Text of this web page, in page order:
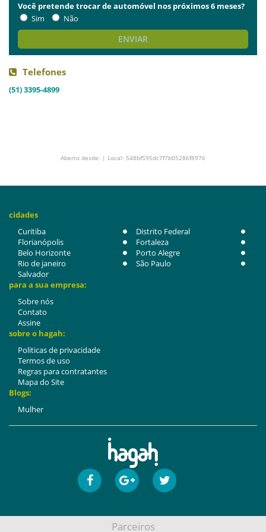
Você pretende trocar de automóvel nos próximos 6 meses?
Sim
Não
ENVIAR
Telefones
(51) 3395-4899
Aberto desde: | Local: 548bf595dc7f7b05286f8976
cidades
Curitiba
Distrito Federal
Florianópolis
Fortaleza
Belo Horizonte
Porto Alegre
Rio de janeiro
São Paulo
Salvador
para a sua empresa:
Sobre nós
Contato
Assine
sobre o hagah:
Politicas de privacidade
Termos de uso
Regras para contratantes
Mapa do Site
Blogs:
Mulher
Parceiros